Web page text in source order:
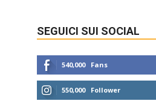
SEGUICI SUI SOCIAL
540,000 Fans
550,000 Follower